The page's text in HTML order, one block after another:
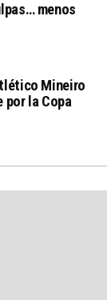
menos
Mineiro
por la Copa